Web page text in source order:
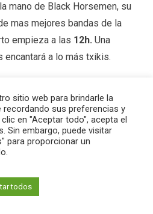
mano de Black Horsemen, su
mas mejores bandas de la
empieza a las 12h. Una
a lo más txikis.
,Planes en familia,rock en familia
byMysteryThemes
sitio web para brindarle la
recordando sus preferencias y
en "Aceptar todo", acepta el
Sin embargo, puede visitar
para proporcionar un
todos